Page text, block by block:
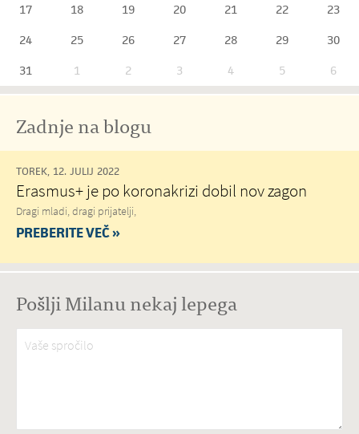
17
18 19 20 21 22
23
24
25 26 27 28 29
30
31
1 2 3 4 5 6
Zadnje na blogu
TOREK, 12. JULIJ 2022
Erasmus+ je po koronakrizi dobil nov zagon
Dragi mladi, dragi prijatelji,
PREBERITE VEČ »
Pošlji Milanu nekaj lepega
Vaše spročilo*